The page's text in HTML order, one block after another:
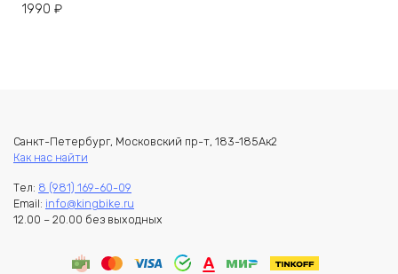
1990 ₽
Санкт-Петербург, Московский пр-т, 183-185Ак2
Как нас найти
Тел: 8 (981) 169-60-09
Email: info@kingbike.ru
12.00 – 20.00 без выходных